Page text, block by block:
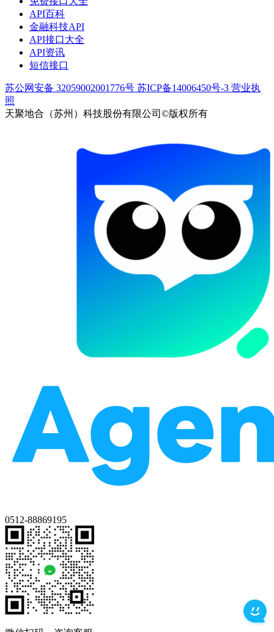
API百科
金融科技API
API接口大全
API资讯
短信接口
苏公网安备 32059002001776号 苏ICP备14006450号-3 营业执
照
天聚地合（苏州）科技股份有限公司©版权所有
0512-88869195